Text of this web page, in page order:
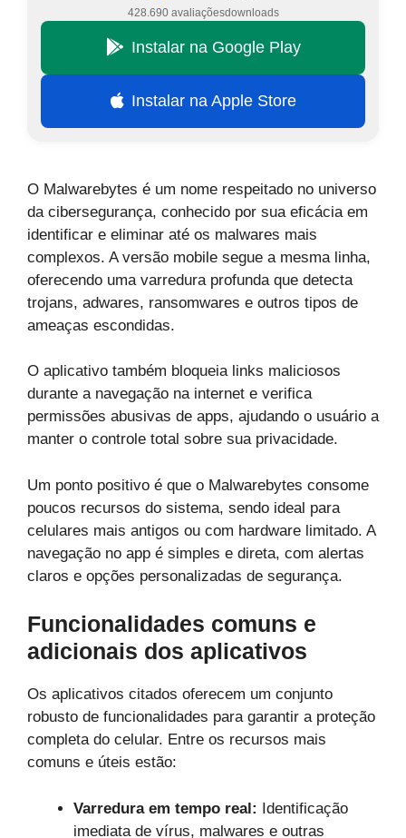
428.690 avaliaçõesdownloads
Instalar na Google Play
Instalar na Apple Store
O Malwarebytes é um nome respeitado no universo
da cibersegurança, conhecido por sua eficácia em
identificar e eliminar até os malwares mais
complexos. A versão mobile segue a mesma linha,
oferecendo uma varredura profunda que detecta
trojans, adwares, ransomwares e outros tipos de
ameaças escondidas.
O aplicativo também bloqueia links maliciosos
durante a navegação na internet e verifica
permissões abusivas de apps, ajudando o usuário a
manter o controle total sobre sua privacidade.
Um ponto positivo é que o Malwarebytes consome
poucos recursos do sistema, sendo ideal para
celulares mais antigos ou com hardware limitado. A
navegação no app é simples e direta, com alertas
claros e opções personalizadas de segurança.
Funcionalidades comuns e
adicionais dos aplicativos
Os aplicativos citados oferecem um conjunto
robusto de funcionalidades para garantir a proteção
completa do celular. Entre os recursos mais
comuns e úteis estão:
Varredura em tempo real: Identificação
imediata de vírus, malwares e outras